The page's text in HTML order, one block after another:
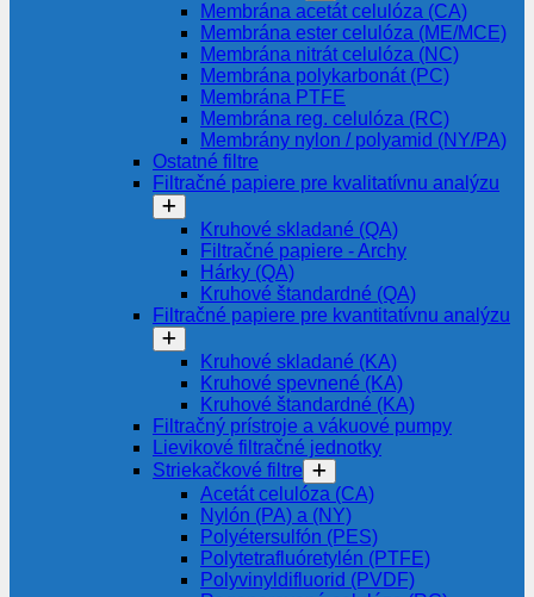
Membrána acetát celulóza (CA)
Membrána ester celulóza (ME/MCE)
Membrána nitrát celulóza (NC)
Membrána polykarbonát (PC)
Membrána PTFE
Membrána reg. celulóza (RC)
Membrány nylon / polyamid (NY/PA)
Ostatné filtre
Filtračné papiere pre kvalitatívnu analýzu
Kruhové skladané (QA)
Filtračné papiere - Archy
Hárky (QA)
Kruhové štandardné (QA)
Filtračné papiere pre kvantitatívnu analýzu
Kruhové skladané (KA)
Kruhové spevnené (KA)
Kruhové štandardné (KA)
Filtračný prístroje a vákuové pumpy
Lievikové filtračné jednotky
Striekačkové filtre
Acetát celulóza (CA)
Nylón (PA) a (NY)
Polyétersulfón (PES)
Polytetrafluóretylén (PTFE)
Polyvinyldifluorid (PVDF)